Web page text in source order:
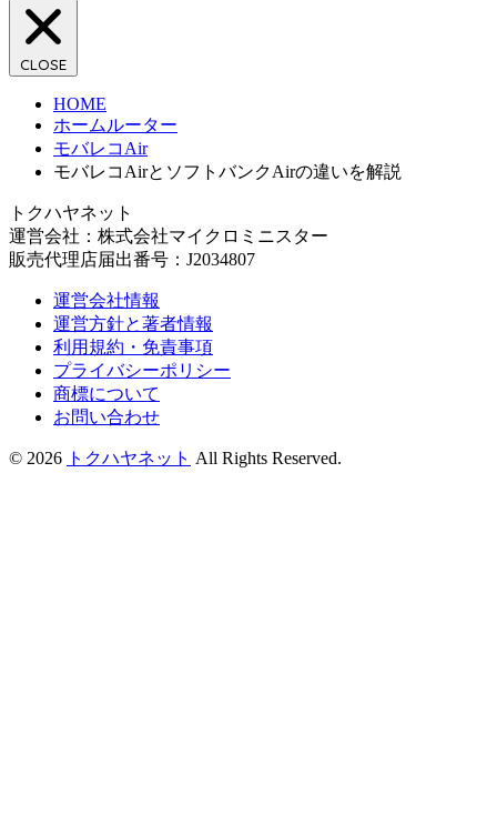
CLOSE
HOME
ホームルーター
モバレコAir
モバレコAirとソフトバンクAirの違いを解説
トクハヤネット
運営会社：株式会社マイクロミニスター
販売代理店届出番号：J2034807
運営会社情報
運営方針と著者情報
利用規約・免責事項
プライバシーポリシー
商標について
お問い合わせ
© 2026 トクハヤネット All Rights Reserved.